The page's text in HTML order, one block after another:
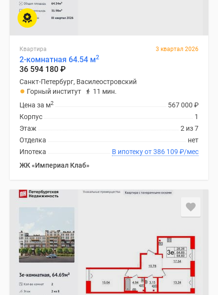
Квартира 3 квартал 2026
2-комнатная 64.54 м2
36 594 180 ₽
Санкт-Петербург, Василеостровский
Горный институт
11 мин.
567 000 ₽
Цена за м2
1
Корпус
2 из 7
Этаж
нет
Отделка
В ипотеку от 386 109 ₽/мес
Ипотека
ЖК «Империал Клаб»